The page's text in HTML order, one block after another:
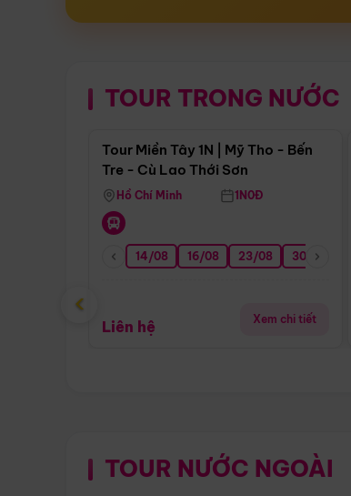
TOUR TRONG NƯỚC
Điểm nổi bật
Tour Miền Tây 1N | Mỹ Tho - Bến
Tre - Cù Lao Thới Sơn
Hồ Chí Minh 1N0Đ
14/08 16/08 23/08 30/08
Liên hệ Xem chi tiết
‹
TOUR NƯỚC NGOÀI
Điểm nổi bật